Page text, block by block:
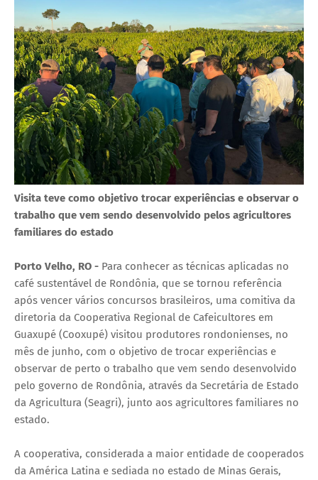
Visita teve como objetivo trocar experiências e observar o
trabalho que vem sendo desenvolvido pelos agricultores
familiares do estado
Porto Velho, RO - Para conhecer as técnicas aplicadas no
café sustentável de Rondônia, que se tornou referência
após vencer vários concursos brasileiros, uma comitiva da
diretoria da Cooperativa Regional de Cafeicultores em
Guaxupé (Cooxupé) visitou produtores rondonienses, no
mês de junho, com o objetivo de trocar experiências e
observar de perto o trabalho que vem sendo desenvolvido
pelo governo de Rondônia, através da Secretária de Estado
da Agricultura (Seagri), junto aos agricultores familiares no
estado.
A cooperativa, considerada a maior entidade de cooperados
da América Latina e sediada no estado de Minas Gerais,